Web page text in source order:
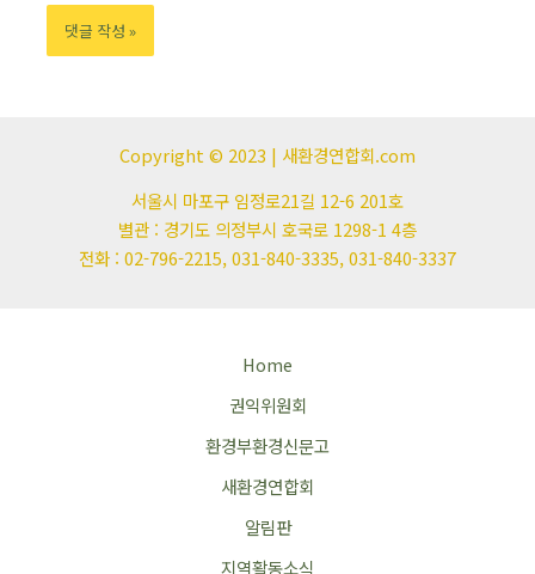
Copyright © 2023 | 새환경연합회.com
서울시 마포구 임정로21길 12-6 201호
별관 : 경기도 의정부시 호국로 1298-1 4층
전화 : 02-796-2215, 031-840-3335, 031-840-3337
Home
권익위원회
환경부환경신문고
새환경연합회
알림판
지역활동소식